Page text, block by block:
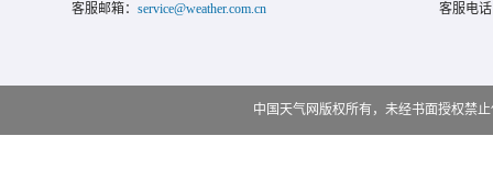
客服邮箱： service@weather.com.cn 客服电
中国天气网版权所有，未经书面授权